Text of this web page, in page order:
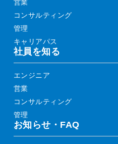
営業
コンサルティング
管理
キャリアパス
社員を知る
エンジニア
営業
コンサルティング
管理
お知らせ・FAQ